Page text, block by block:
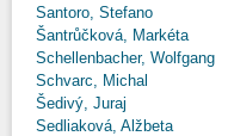
Santoro, Stefano
Šantrůčková, Markéta
Schellenbacher, Wolfgang
Schvarc, Michal
Šedivý, Juraj
Sedliaková, Alžbeta